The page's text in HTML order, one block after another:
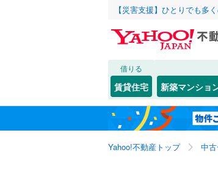
【災害支援】ひとりでも多
借りる
賃貸住宅 新築マンショ
Yahoo!不動産トップ 中
北海道
東北
関東
北九州市
JR
こだわり条件